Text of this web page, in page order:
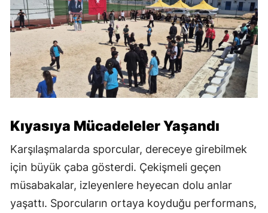
Kıyasıya Mücadeleler Yaşandı
Karşılaşmalarda sporcular, dereceye girebilmek
için büyük çaba gösterdi. Çekişmeli geçen
müsabakalar, izleyenlere heyecan dolu anlar
yaşattı. Sporcuların ortaya koyduğu performans,